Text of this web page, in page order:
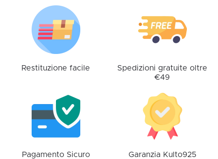
possono
essere
pagina
Restituzione facile
Spedizioni gratuite oltre
€49
Pagamento Sicuro Garanzia Kulto925